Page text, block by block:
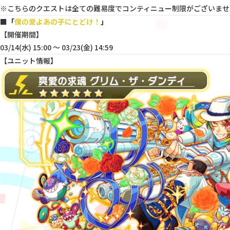
※こちらのクエストは全ての難易度でコンティニュー制限がございま
■「僕の愛よあの子にとどけ！ 」
【開催期間】
03/14(水) 15:00 〜 03/23(金) 14:59
【ユニット情報】